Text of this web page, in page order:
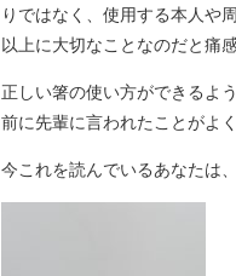
りではなく、使用する本人や
以上に大切なことなのだと痛
正しい箸の使い方ができるよ
前に先輩に言われたことがよ
今これを読んでいるあなたは